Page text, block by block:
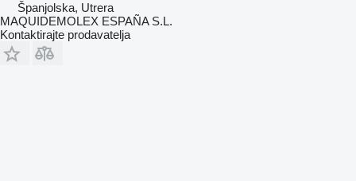
Španjolska, Utrera
MAQUIDEMOLEX ESPAÑA S.L.
Kontaktirajte prodavatelja